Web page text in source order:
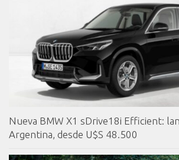
Nueva BMW X1 sDrive18i Efficient:
Argentina, desde U$S 48.500